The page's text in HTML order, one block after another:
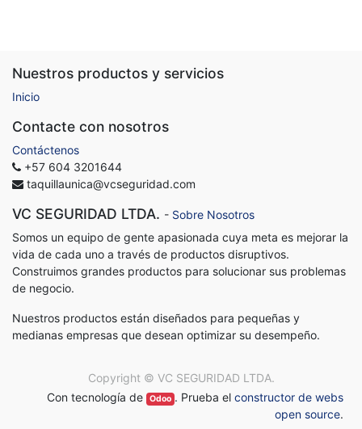
Nuestros productos y servicios
Inicio
Contacte con nosotros
Contáctenos
+57 604 3201644
taquillaunica@vcseguridad.com
VC SEGURIDAD LTDA. - Sobre Nosotros
Somos un equipo de gente apasionada cuya meta es mejorar la
vida de cada uno a través de productos disruptivos.
Construimos grandes productos para solucionar sus problemas
de negocio.
Nuestros productos están diseñados para pequeñas y
medianas empresas que desean optimizar su desempeño.
Copyright © VC SEGURIDAD LTDA.
Con tecnología de
Odoo . Prueba el constructor de webs
open source.